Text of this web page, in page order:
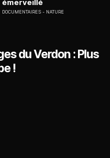
émerveillé
DOCUMENTAIRES NATURE
du Verdon : Plus
!